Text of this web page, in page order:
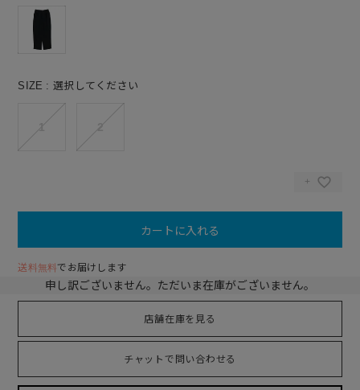
SIZE 選択してください
カートに入れる
送料無料でお届けします
申し訳ございません。ただいま在庫がございません。
店舗在庫を見る
チャットで問い合わせる